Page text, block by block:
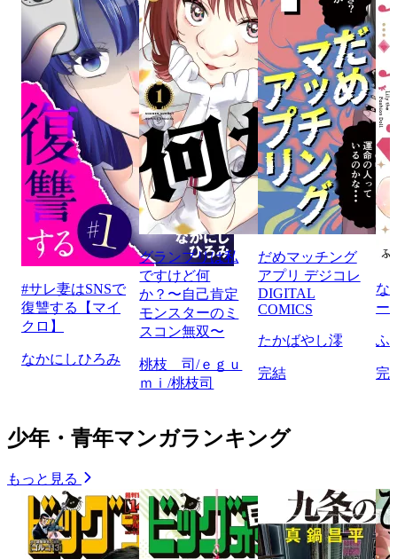
#サレ妻はSNSで
復讐する【マイ
クロ】
なかにしひろみ
グランプリは私
ですけど何
か？〜自己肯定
モンスターのミ
スコン無双〜
桃枝 司/ｅｇｕ
ｍｉ/桃枝司
だめマッチング
アプリ デジコレ
DIGITAL
COMICS
たかばやし澪
完結
な
ー
ふ
完
少年・青年マンガランキング
もっと見る